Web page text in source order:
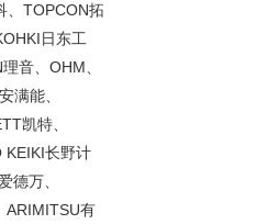
、TOPCON拓
日东工
音、OHM、
满能、
凯特、
KEIKI长野计
德万、
ARIMITSU有